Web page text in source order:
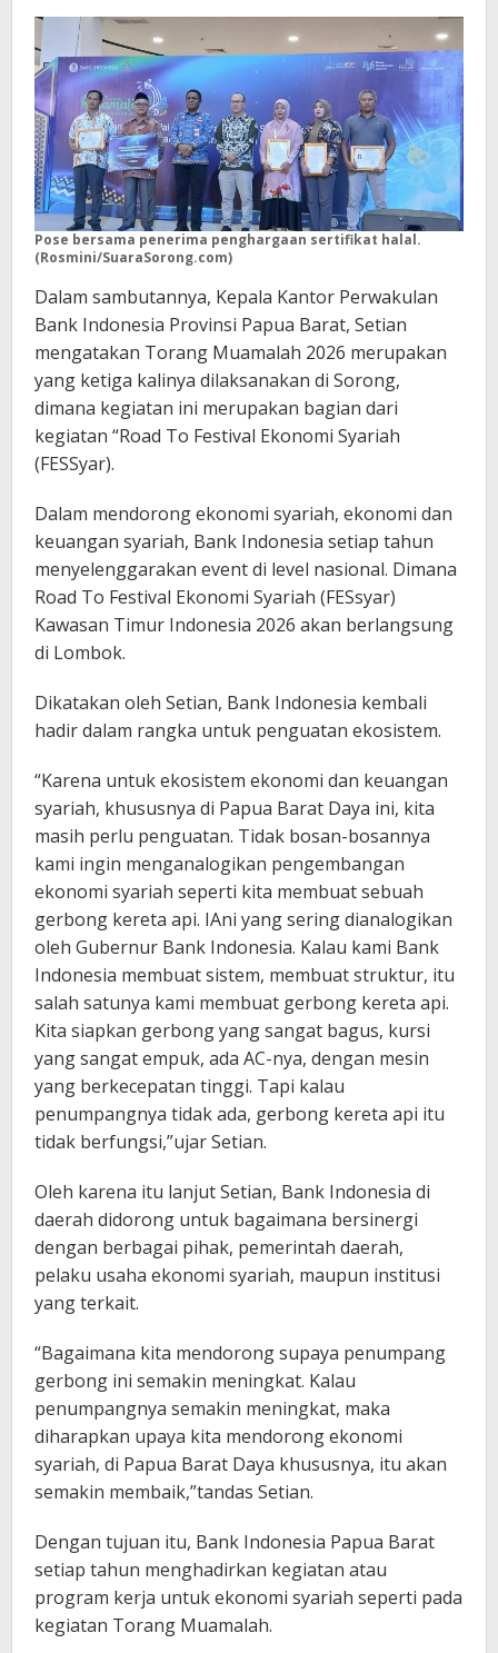
Pose bersama penerima penghargaan sertifikat halal.
(Rosmini/SuaraSorong.com)
Dalam sambutannya, Kepala Kantor Perwakulan
Bank Indonesia Provinsi Papua Barat, Setian
mengatakan Torang Muamalah 2026 merupakan
yang ketiga kalinya dilaksanakan di Sorong,
dimana kegiatan ini merupakan bagian dari
kegiatan “Road To Festival Ekonomi Syariah
(FESSyar).
Dalam mendorong ekonomi syariah, ekonomi dan
keuangan syariah, Bank Indonesia setiap tahun
menyelenggarakan event di level nasional. Dimana
Road To Festival Ekonomi Syariah (FESsyar)
Kawasan Timur Indonesia 2026 akan berlangsung
di Lombok.
Dikatakan oleh Setian, Bank Indonesia kembali
hadir dalam rangka untuk penguatan ekosistem.
“Karena untuk ekosistem ekonomi dan keuangan
syariah, khususnya di Papua Barat Daya ini, kita
masih perlu penguatan. Tidak bosan-bosannya
kami ingin menganalogikan pengembangan
ekonomi syariah seperti kita membuat sebuah
gerbong kereta api. IAni yang sering dianalogikan
oleh Gubernur Bank Indonesia. Kalau kami Bank
Indonesia membuat sistem, membuat struktur, itu
salah satunya kami membuat gerbong kereta api.
Kita siapkan gerbong yang sangat bagus, kursi
yang sangat empuk, ada AC-nya, dengan mesin
yang berkecepatan tinggi. Tapi kalau
penumpangnya tidak ada, gerbong kereta api itu
tidak berfungsi,”ujar Setian.
Oleh karena itu lanjut Setian, Bank Indonesia di
daerah didorong untuk bagaimana bersinergi
dengan berbagai pihak, pemerintah daerah,
pelaku usaha ekonomi syariah, maupun institusi
yang terkait.
“Bagaimana kita mendorong supaya penumpang
gerbong ini semakin meningkat. Kalau
penumpangnya semakin meningkat, maka
diharapkan upaya kita mendorong ekonomi
syariah, di Papua Barat Daya khususnya, itu akan
semakin membaik,”tandas Setian.
Dengan tujuan itu, Bank Indonesia Papua Barat
setiap tahun menghadirkan kegiatan atau
program kerja untuk ekonomi syariah seperti pada
kegiatan Torang Muamalah.